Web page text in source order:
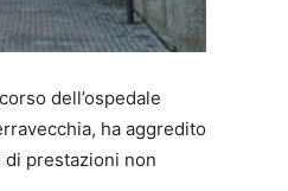
dell’ospedale
ha aggredito
prestazioni non